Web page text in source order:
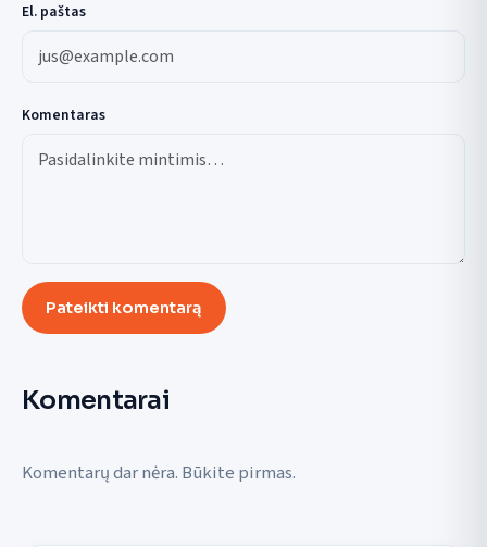
El. paštas
Komentaras
Pateikti komentarą
Komentarai
Komentarų dar nėra. Būkite pirmas.